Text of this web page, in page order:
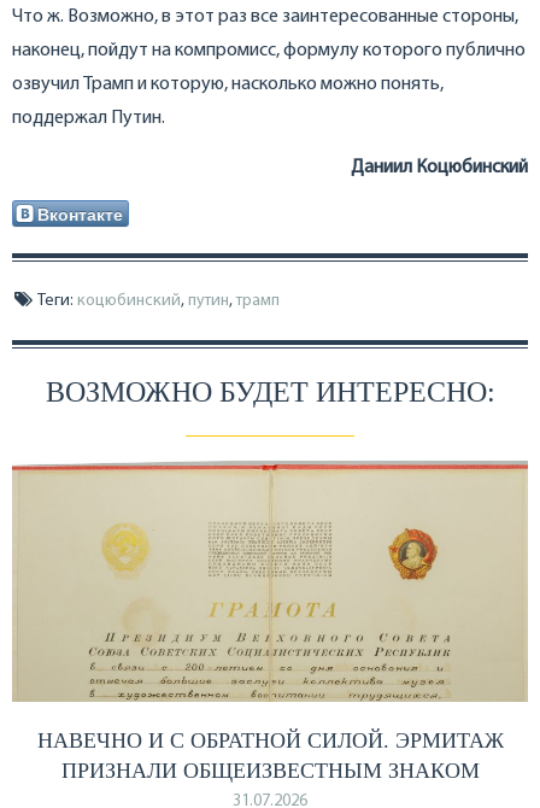
Что ж. Возможно, в этот раз все заинтересованные стороны,
наконец, пойдут на компромисс, формулу которого публично
озвучил Трамп и которую, насколько можно понять,
поддержал Путин.
Даниил Коцюбинский
Вконтакте
Теги: коцюбинский, путин,трамп
ВОЗМОЖНО БУДЕТ ИНТЕРЕСНО:
НАВЕЧНО И С ОБРАТНОЙ СИЛОЙ. ЭРМИТАЖ
ПРИЗНАЛИ ОБЩЕИЗВЕСТНЫМ ЗНАКОМ
31.07.2026